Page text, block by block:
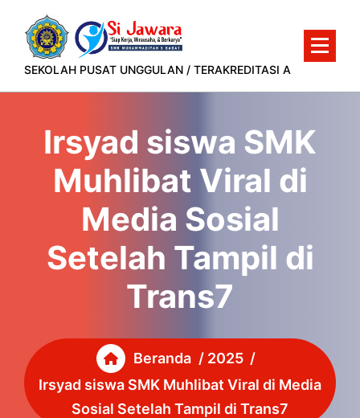
konten
SEKOLAH PUSAT UNGGULAN / TERAKREDITASI A
Irsyad siswa SMK
Muhlibat Viral di
Media Sosial
Setelah Tampil di
Trans7
Beranda / 2025 /
Irsyad siswa SMK Muhlibat Viral di Media
Sosial Setelah Tampil di Trans7